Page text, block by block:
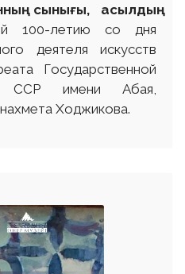
сынығы, асылдың
100-летию со дня
деятеля искусств
Государственной
ССР имени Абая,
Ходжикова.